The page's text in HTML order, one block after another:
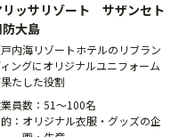
リッサリゾート サザンセト
大島
内海リゾートホテルのリブラン
ングにオリジナルユニフォーム
たした役割
員数： 51〜100名
： オリジナル衣服・グッズの企